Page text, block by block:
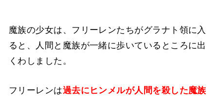
魔族の少女は、フリーレンたちがグラナト領に入
ると、人間と魔族が一緒に歩いているところに出
くわしました。
フリーレンは過去にヒンメルが人間を殺した魔族